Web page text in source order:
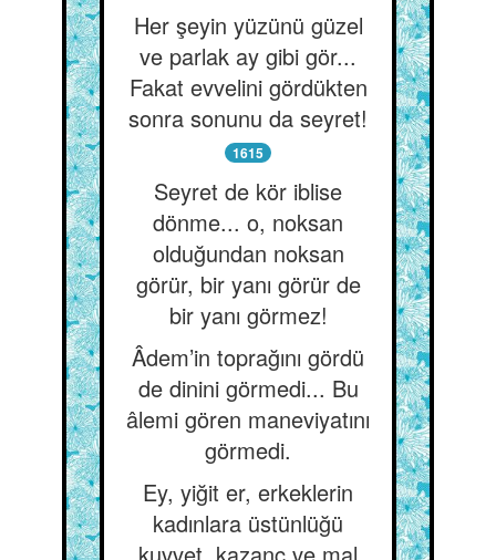
Her şeyin yüzünü güzel
ve parlak ay gibi gör...
Fakat evvelini gördükten
sonra sonunu da seyret!
1615
Seyret de kör iblise
dönme... o, noksan
olduğundan noksan
görür, bir yanı görür de
bir yanı görmez!
Âdem’in toprağını gördü
de dinini görmedi... Bu
âlemi gören maneviyatını
görmedi.
Ey, yiğit er, erkeklerin
kadınlara üstünlüğü